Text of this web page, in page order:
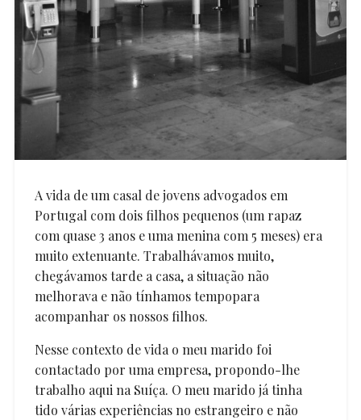
A vida de um casal de jovens advogados em
Portugal com dois filhos pequenos (um rapaz
com quase 3 anos e uma menina com 5 meses) era
muito extenuante. Trabalhávamos muito,
chegávamos tarde a casa, a situação não
melhorava e não tínhamos tempopara
acompanhar os nossos filhos.
Nesse contexto de vida o meu marido foi
contactado por uma empresa, propondo-lhe
trabalho aqui na Suíça. O meu marido já tinha
tido várias experiências no estrangeiro e não